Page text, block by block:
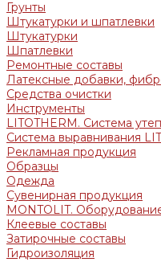
Грунты
Штукатурки и шпатлевки
Штукатурки
Шпатлевки
Ремонтные составы
Латексные добавки,
Средства очистки
Инструменты
LITOTHERM. Система
Система выравнивания
Рекламная продукция
Образцы
Одежда
Сувенирная продукция
MONTOLIT.
Клеевые составы
Затирочные составы
Гидроизоляция